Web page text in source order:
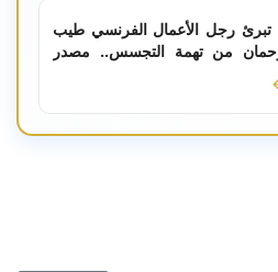
تبرئ رجل الأعمال الفرنسي طيب
من تهمة التجسس.. مصدر